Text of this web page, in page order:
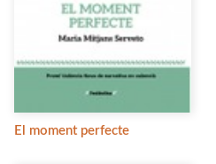
El moment perfecte